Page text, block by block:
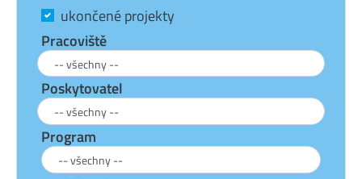
ukončené projekty
Pracoviště
Poskytovatel
Program